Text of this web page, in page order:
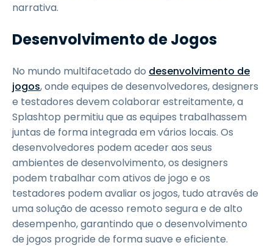
narrativa.
Desenvolvimento de Jogos
No mundo multifacetado do desenvolvimento de
jogos, onde equipes de desenvolvedores, designers
e testadores devem colaborar estreitamente, a
Splashtop permitiu que as equipes trabalhassem
juntas de forma integrada em vários locais. Os
desenvolvedores podem aceder aos seus
ambientes de desenvolvimento, os designers
podem trabalhar com ativos de jogo e os
testadores podem avaliar os jogos, tudo através de
uma solução de acesso remoto segura e de alto
desempenho, garantindo que o desenvolvimento
de jogos progride de forma suave e eficiente.